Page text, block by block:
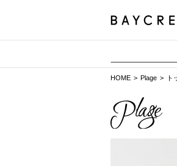
HOME Plage ト